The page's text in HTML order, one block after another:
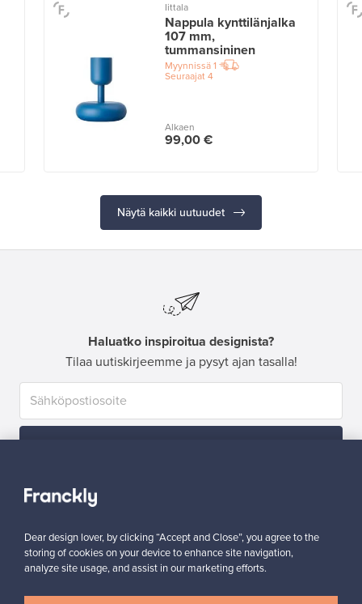
Iittala
Nappula kynttilänjalka
107 mm,
tummansininen
Myynnissä1
Seuraajat4
Alkaen
99,00 €
Näytä kaikki uutuudet
Haluatko inspiroitua designista?
Tilaa uutiskirjeemme ja pysyt ajan tasalla!
Aitoa designia Turvalliset maksut
Dear design lover, by clicking “Accept and Close”, you agree to the
storing of cookies on your device to enhance site navigation,
analyze site usage, and assist in our marketing efforts.